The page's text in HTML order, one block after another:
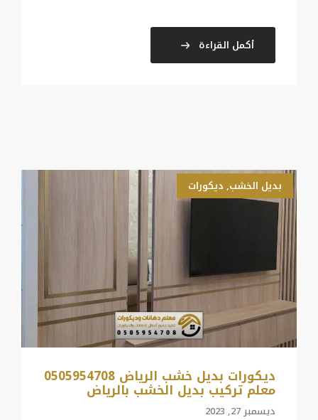
أكمل القراءة
بديل الخشب, ديكورات
ديكورات بديل خشب الرياض 0505954708
معلم تركيب بديل الخشب بالرياض
ديسمبر 27, 2023